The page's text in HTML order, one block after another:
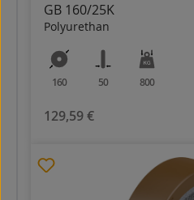
GB 160/25K
Polyurethan
160 50 800
129,59 €